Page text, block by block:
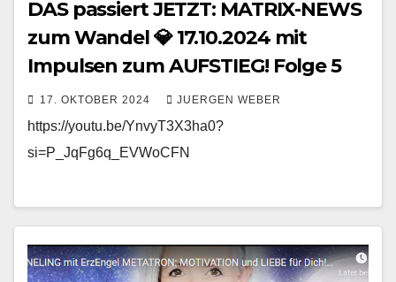
DAS passiert JETZT: MATRIX-NEWS
zum Wandel 💎 17.10.2024 mit
Impulsen zum AUFSTIEG! Folge 5
17. OKTOBER 2024 JUERGEN WEBER
https://youtu.be/YnvyT3X3ha0?
si=P_JqFg6q_EVWoCFN